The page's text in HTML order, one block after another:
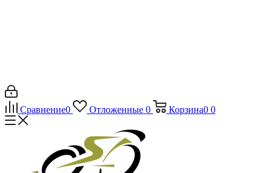
Сравнение0 Отложенные 0 Корзина0 0